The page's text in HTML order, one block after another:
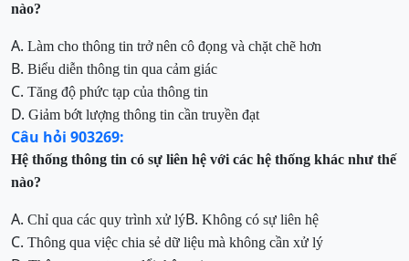
nào?
A. Làm cho thông tin trở nên cô đọng và chặt chẽ hơn
B. Biểu diễn thông tin qua cảm giác
C. Tăng độ phức tạp của thông tin
D. Giảm bớt lượng thông tin cần truyền đạt
Câu hỏi 903269:
Hệ thống thông tin có sự liên hệ với các hệ thống khác như thế
nào?
A. Chỉ qua các quy trình xử lýB. Không có sự liên hệ
C. Thông qua việc chia sẻ dữ liệu mà không cần xử lý